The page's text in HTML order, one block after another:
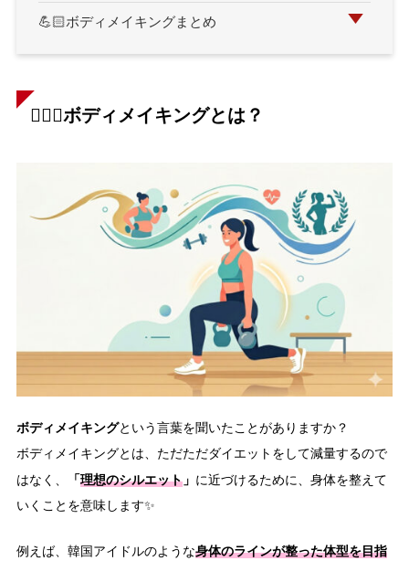
💪🏻ボディメイキングまとめ
🏋🏻‍♀️ボディメイキングとは？
ボディメイキングという言葉を聞いたことがありますか？
ボディメイキングとは、ただただダイエットをして減量するので
はなく、
「 理想のシルエット」 に近づけるために、身体を整えて
いくことを意味します✨
例えば、韓国アイドルのような身体のラインが整った体型を目指